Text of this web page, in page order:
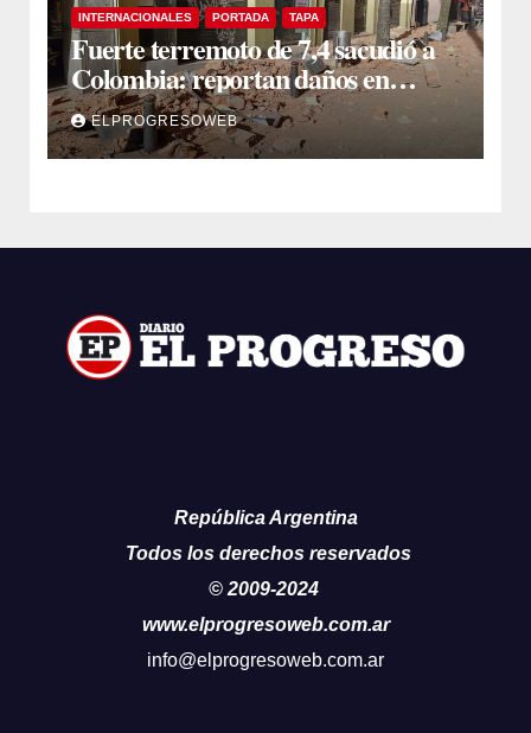
INTERNACIONALES PORTADA TAPA
Fuerte terremoto de 7,4 sacudió a
Colombia: reportan daños en
edificios en Bogotá, Medellín y Cali
ELPROGRESOWEB
República Argentina
Todos los derechos reservados
© 2009-2024
www.elprogresoweb.com.ar
info@elprogresoweb.com.ar